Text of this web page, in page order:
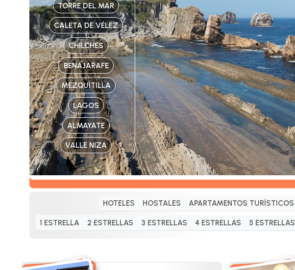
TORRE DEL MAR
CALETA DE VÉLEZ
CHILCHES
BENAJARAFE
MEZQUITILLA
LAGOS
ALMAYATE
VALLE NIZA
HOTELES HOSTALES APARTAMENTOS TURÍSTICOS
1 ESTRELLA 2 ESTRELLAS 3 ESTRELLAS 4 ESTRELLAS 5 ESTRELLAS